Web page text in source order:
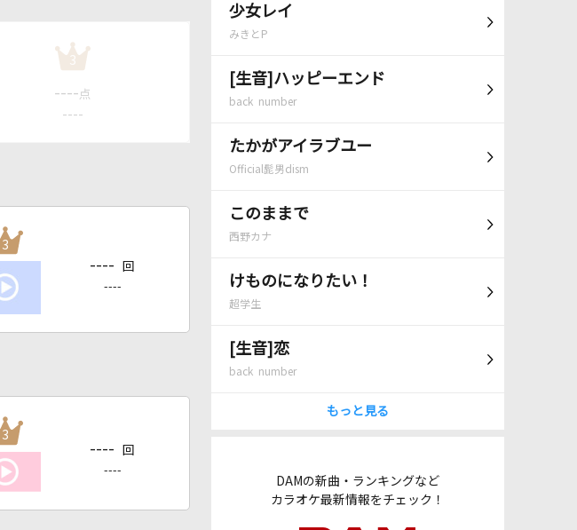
少女レイ
みきとP
[生音]ハッピーエンド
back number
たかがアイラブユー
Official髭男dism
このままで
西野カナ
けものになりたい！
超学生
[生音]恋
back number
もっと見る
DAMの新曲・ランキングなど
カラオケ最新情報をチェック！
3
---- 点
----
3
---- 回
----
3
---- 回
----